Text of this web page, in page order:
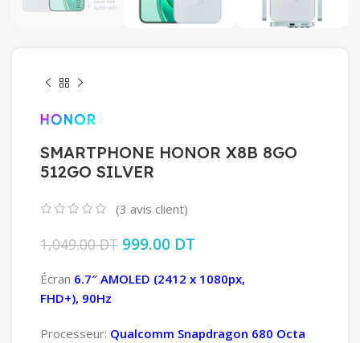
SMARTPHONE HONOR X8B 8GO
512GO SILVER
(3 avis client)
1,049.00DT Le prix initial était : 1,049.00 DT.
999.00 DT
Écran 6.7″ AMOLED (2412 x 1080px,
FHD+), 90Hz
Processeur: Qualcomm Snapdragon 680 Octa